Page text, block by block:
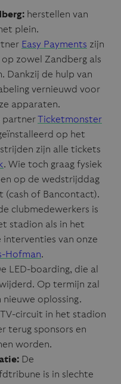
herstellen van
plein.
Easy Payments zijn
op zowel Zandberg als
Dankzij de hulp van
vernieuwd voor
apparaten.
partnerTicketmonster
op het
zijn alle tickets
. Wie toch graag fysiek
op de wedstrijddag
(cash of Bancontact).
clubmedewerkers is
stadion als in het
interventies van onze
Hofman.
LED-boarding, die al
Op termijn zal
nieuwe oplossing.
circuit in het stadion
terug sponsors en
worden.
De
is in slechte